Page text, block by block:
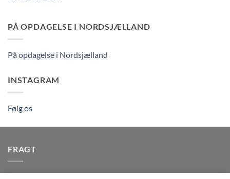
PÅ OPDAGELSE I NORDSJÆLLAND
På opdagelse i Nordsjælland
INSTAGRAM
Følg os
FRAGT